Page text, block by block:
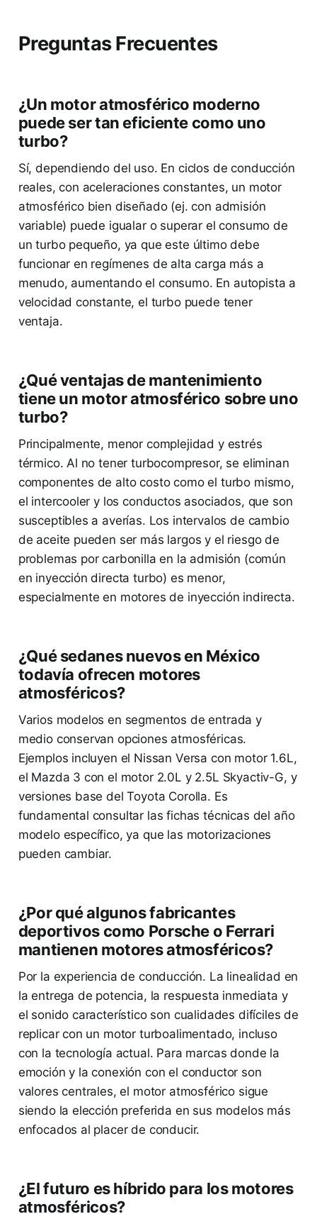
Preguntas Frecuentes
¿Un motor atmosférico moderno
puede ser tan eficiente como uno
turbo?
Sí, dependiendo del uso. En ciclos de conducción
reales, con aceleraciones constantes, un motor
atmosférico bien diseñado (ej. con admisión
variable) puede igualar o superar el consumo de
un turbo pequeño, ya que este último debe
funcionar en regímenes de alta carga más a
menudo, aumentando el consumo. En autopista a
velocidad constante, el turbo puede tener
ventaja.
¿Qué ventajas de mantenimiento
tiene un motor atmosférico sobre uno
turbo?
Principalmente, menor complejidad y estrés
térmico. Al no tener turbocompresor, se eliminan
componentes de alto costo como el turbo mismo,
el intercooler y los conductos asociados, que son
susceptibles a averías. Los intervalos de cambio
de aceite pueden ser más largos y el riesgo de
problemas por carbonilla en la admisión (común
en inyección directa turbo) es menor,
especialmente en motores de inyección indirecta.
¿Qué sedanes nuevos en México
todavía ofrecen motores
atmosféricos?
Varios modelos en segmentos de entrada y
medio conservan opciones atmosféricas.
Ejemplos incluyen el Nissan Versa con motor 1.6L,
el Mazda 3 con el motor 2.0L y 2.5L Skyactiv-G, y
versiones base del Toyota Corolla. Es
fundamental consultar las fichas técnicas del año
modelo específico, ya que las motorizaciones
pueden cambiar.
¿Por qué algunos fabricantes
deportivos como Porsche o Ferrari
mantienen motores atmosféricos?
Por la experiencia de conducción. La linealidad en
la entrega de potencia, la respuesta inmediata y
el sonido característico son cualidades difíciles de
replicar con un motor turboalimentado, incluso
con la tecnología actual. Para marcas donde la
emoción y la conexión con el conductor son
valores centrales, el motor atmosférico sigue
siendo la elección preferida en sus modelos más
enfocados al placer de conducir.
¿El futuro es híbrido para los motores
atmosféricos?